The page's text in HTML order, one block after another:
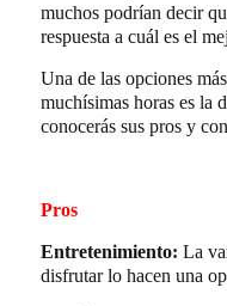
muchos podrían decir
respuesta a cuál es el
Una de las opciones
muchísimas horas es la
conocerás sus pros y
Pros
Entretenimiento: La
disfrutar lo hacen una